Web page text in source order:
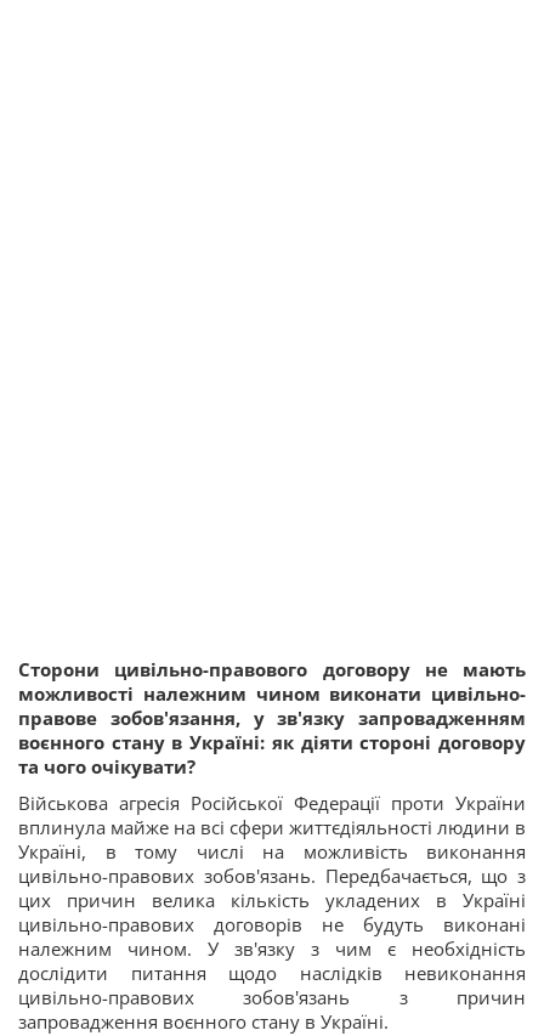
Сторони цивільно-правового договору не мають
можливості належним чином виконати цивільно-
правове зобов'язання, у зв'язку запровадженням
воєнного стану в Україні: як діяти стороні договору
та чого очікувати?
Військова агресія Російської Федерації проти України
вплинула майже на всі сфери життєдіяльності людини в
Україні, в тому числі на можливість виконання
цивільно-правових зобов'язань. Передбачається, що з
цих причин велика кількість укладених в Україні
цивільно-правових договорів не будуть виконані
належним чином. У зв'язку з чим є необхідність
дослідити питання щодо наслідків невиконання
цивільно-правових зобов'язань з причин
запровадження воєнного стану в Україні.